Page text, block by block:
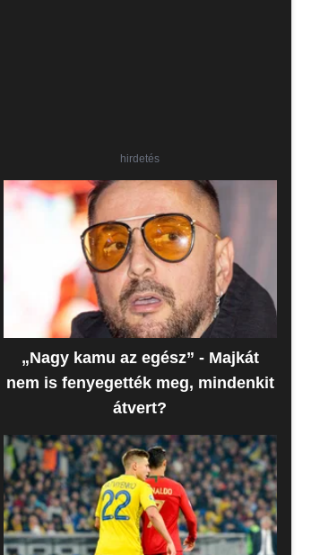
hirdetés
„Nagy kamu az egész” - Majkát
nem is fenyegették meg, mindenkit
átvert?